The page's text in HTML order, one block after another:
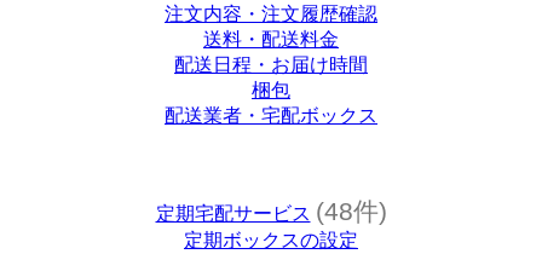
注文内容・注文履歴確認
送料・配送料金
配送日程・お届け時間
梱包
配送業者・宅配ボックス
定期宅配サービス (48件)
定期ボックスの設定